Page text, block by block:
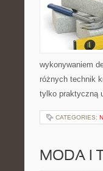
wykonywaniem
różnych technik
tylko praktyczną
CATEGORIES:
MODA I